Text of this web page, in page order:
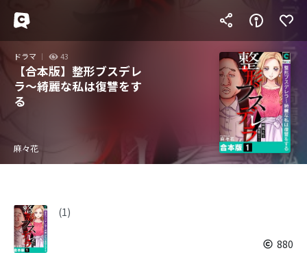
ドラマ 43
【合本版】整形ブスデレ
ラ～綺麗な私は復讐をす
る
麻々花
(1)
880